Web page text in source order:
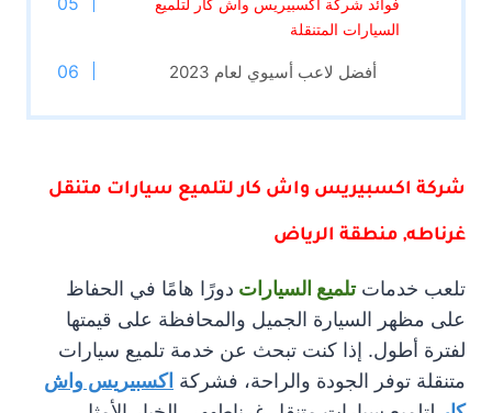
فوائد شركة اكسبيريس واش كار لتلميع
السيارات المتنقلة
أفضل لاعب أسيوي لعام 2023
شركة اكسبيريس واش كار لتلميع سيارات متنقل
غرناطه, منطقة الرياض
تلعب خدماتتلميع السيارات دورًا هامًا في الحفاظ
على مظهر السيارة الجميل والمحافظة على قيمتها
لفترة أطول. إذا كنت تبحث عن خدمة تلميع سيارات
متنقلة توفر الجودة والراحة، فشركة اكسبيريس واش